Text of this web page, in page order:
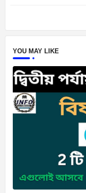
YOU MAY LIKE